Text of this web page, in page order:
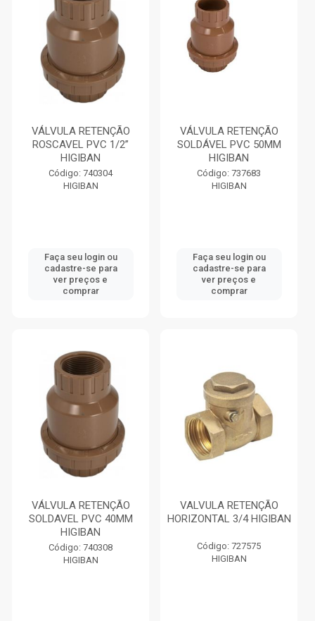
VÁLVULA RETENÇÃO
ROSCAVEL PVC 1/2”
HIGIBAN
Código: 740304
HIGIBAN
Faça seu login ou
cadastre-se para
ver preços e
comprar
VÁLVULA RETENÇÃO
SOLDÁVEL PVC 50MM
HIGIBAN
Código: 737683
HIGIBAN
Faça seu login ou
cadastre-se para
ver preços e
comprar
VÁLVULA RETENÇÃO
SOLDAVEL PVC 40MM
HIGIBAN
Código: 740308
HIGIBAN
VALVULA RETENÇÃO
HORIZONTAL 3/4 HIGIBAN
Código: 727575
HIGIBAN